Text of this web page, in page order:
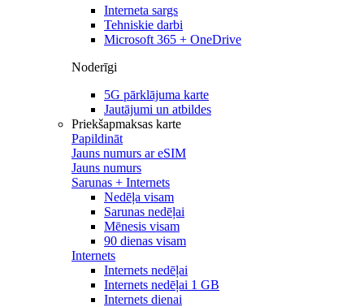
Interneta sargs
Tehniskie darbi
Microsoft 365 + OneDrive
Noderīgi
5G pārklājuma karte
Jautājumi un atbildes
Priekšapmaksas karte
Papildināt
Jauns numurs ar eSIM
Jauns numurs
Sarunas + Internets
Nedēļa visam
Sarunas nedēļai
Mēnesis visam
90 dienas visam
Internets
Internets nedēļai
Internets nedēļai 1 GB
Internets dienai